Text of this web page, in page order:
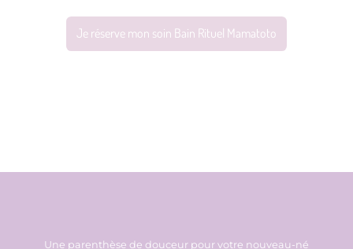
Je réserve mon soin Bain Rituel Mamatoto
Une parenthèse de douceur pour votre nouveau-né